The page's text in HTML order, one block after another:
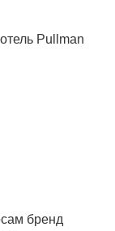
Pullman
бренд